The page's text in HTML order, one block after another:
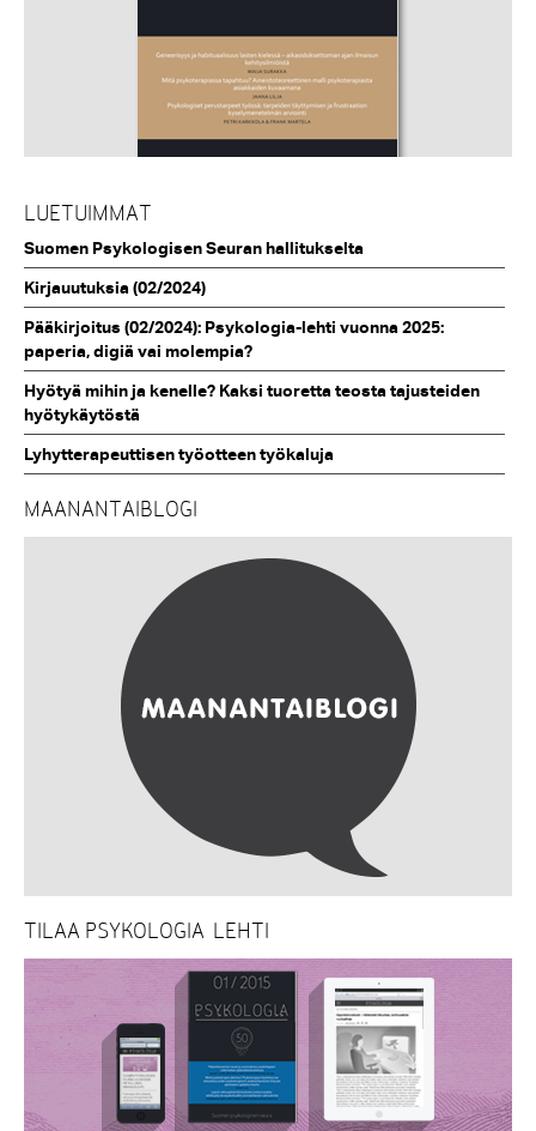
LUETUIMMAT
Suomen Psykologisen Seuran hallitukselta
Kirjauutuksia (02/2024)
Pääkirjoitus (02/2024): Psykologia-lehti vuonna 2025:
paperia, digiä vai molempia?
Hyötyä mihin ja kenelle? Kaksi tuoretta teosta tajusteiden
hyötykäytöstä
Lyhytterapeuttisen työotteen työkaluja
MAANANTAIBLOGI
TILAA PSYKOLOGIA-LEHTI